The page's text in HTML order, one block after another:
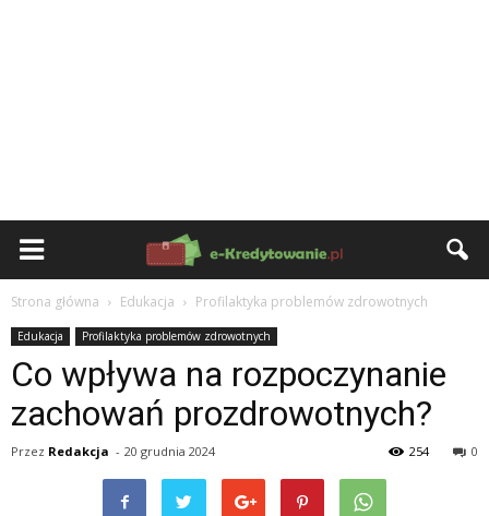
Strona główna Edukacja Profilaktyka problemów zdrowotnych
Edukacja Profilaktyka problemów zdrowotnych
Co wpływa na rozpoczynanie
zachowań prozdrowotnych?
Przez Redakcja - 20 grudnia 2024 0
254